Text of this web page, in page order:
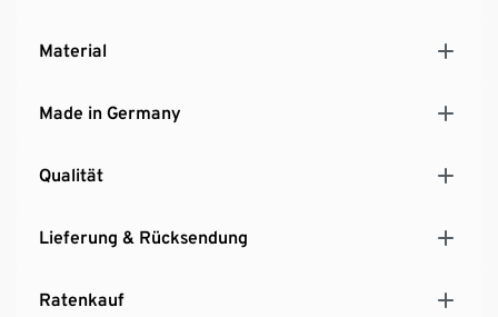
Material
Made in Germany
Qualität
Lieferung & Rücksendung
Ratenkauf